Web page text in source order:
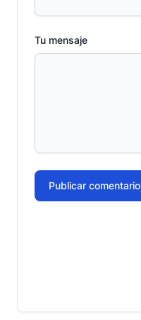
Tu mensaje
Publicar comentario